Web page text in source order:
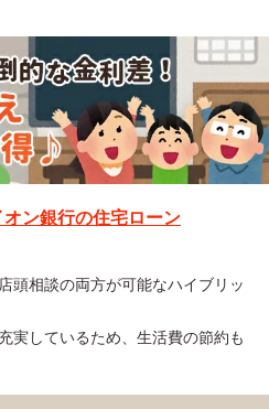
ン銀行の住宅ローン
頭相談の両方が可能なハイブリッ
実しているため、生活費の節約も